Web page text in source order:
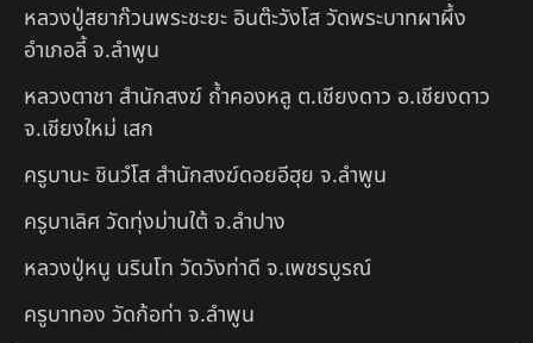
หลวงปู่สยาก๊วนพระชะยะ อินต๊ะวังโส วัดพระบาทผาผึ้ง
อำเภอลี้ จ.ลำพูน
หลวงตาชา สำนักสงฆ์ ถ้ำคองหลู ต.เชียงดาว อ.เชียงดาว
จ.เชียงใหม่ เสก
ครูบานะ ชินวํโส สำนักสงฆ์ดอยอีฮุย จ.ลำพูน
ครูบาเลิศ วัดทุ่งม่านใต้ จ.ลำปาง
หลวงปู่หนู นรินโท วัดวังท่าดี จ.เพชรบูรณ์
ครูบาทอง วัดก้อท่า จ.ลำพูน